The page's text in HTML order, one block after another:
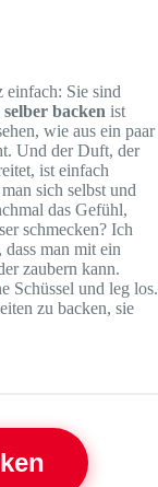
einfach: Sie sind
selber backen ist
wie aus ein paar
Und der Duft, der
ist einfach
sich selbst und
das Gefühl,
schmecken? Ich
man mit ein
zaubern kann.
Schüssel und leg los.
zu backen, sie